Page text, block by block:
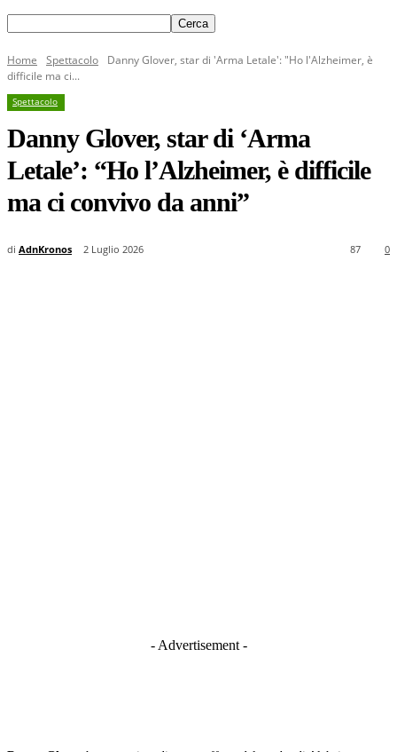
Home Spettacolo
Danny Glover, star di 'Arma Letale': "Ho l'Alzheimer, è
difficile ma ci...
Spettacolo
Danny Glover, star di ‘Arma
Letale’: “Ho l’Alzheimer, è difficile
ma ci convivo da anni”
di AdnKronos 2 Luglio 2026 0
87
- Advertisement -